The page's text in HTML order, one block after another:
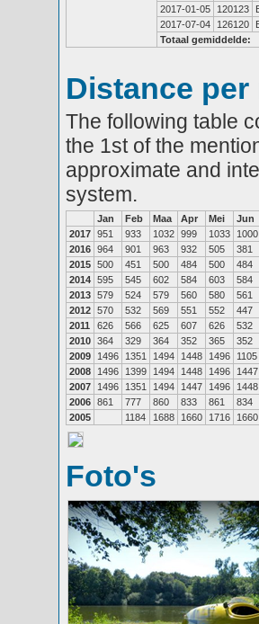
2017-01-05
120123
2017-07-04
126120
Totaal gemiddelde:
Distance per
The following table
the 1st of the
approximate and
system.
Jan Feb Maa Apr Mei Jun
2017 951 933 1032 999 1033
1000
2016 964 901 963 932 505 381
2015 500 451 500 484 500 484
2014 595 545 602 584 603 584
2013 579 524 579 560 580 561
2012 570 532 569 551 552 447
2011
626 566 625 607 626 532
2010 364 329 364 352 365 352
2009
1496 1351 1494 1448 1496 1105
2008
1496 1399 1494 1448 1496 1447
2007
1496 1351 1494 1447 1496 1448
2006 861 777 860 833 861 834
2005
1184 1688 1660 1716 1660
Foto's